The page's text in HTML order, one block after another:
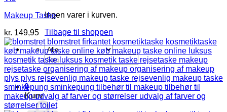
Ingen varer i kurven.
Tilbage til shoppen
Søg
efter:
0
Kurv
Makeup Taske
kr. 149,95